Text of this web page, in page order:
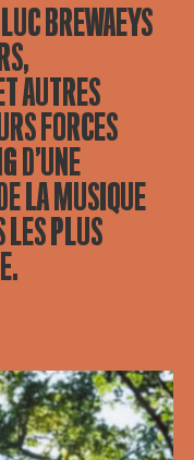
BREWAEYS
AUTRES
FORCES
D’UNE
LA MUSIQUE
LES PLUS